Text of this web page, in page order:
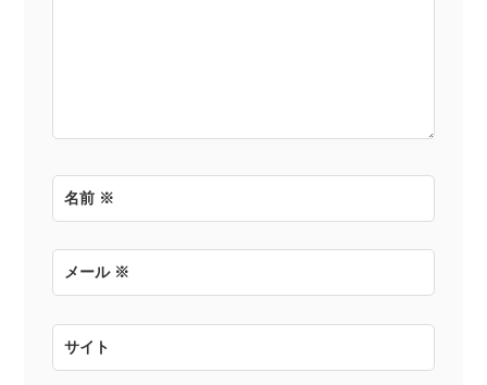
名前 ※
メール ※
サイト